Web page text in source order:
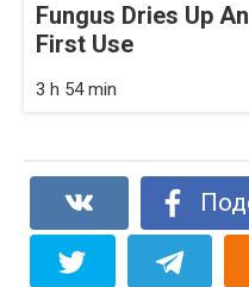
Fungus Dries Up
First Use
3 h 54 min